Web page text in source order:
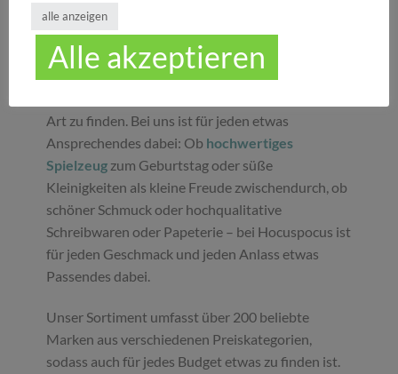
dass bei uns Groß und Klein etwas finden, was sie
glücklich macht. Jeder Tag ist ein guter Anlass, um
seinen Liebsten oder sich selbst eine Freude zu
machen. Unser umfassendes Sortiment gibt Ihnen
Art zu finden. Bei uns ist für jeden etwas
Ansprechendes dabei: Ob hochwertiges
Spielzeug zum Geburtstag oder süße
Kleinigkeiten als kleine Freude zwischendurch, ob
schöner Schmuck oder hochqualitative
Schreibwaren oder Papeterie – bei Hocuspocus ist
für jeden Geschmack und jeden Anlass etwas
Passendes dabei.
Unser Sortiment umfasst über 200 beliebte
Marken aus verschiedenen Preiskategorien,
sodass auch für jedes Budget etwas zu finden ist.
alle anzeigen
Alle akzeptieren